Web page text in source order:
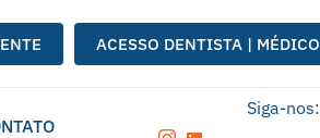
ACESSO DENTISTA | MÉDICO
Siga-nos: